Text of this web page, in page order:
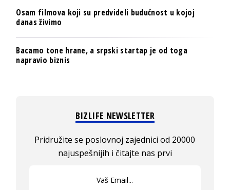
Osam filmova koji su predvideli budućnost u kojoj
danas živimo
Bacamo tone hrane, a srpski startap je od toga
napravio biznis
BIZLIFE NEWSLETTER
Pridružite se poslovnoj zajednici od 20000
najuspešnijih i čitajte nas prvi